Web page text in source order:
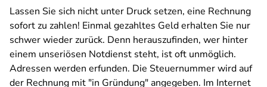
Lassen Sie sich nicht unter Druck setzen, eine Rechnung
sofort zu zahlen! Einmal gezahltes Geld erhalten Sie nur
schwer wieder zurück. Denn herauszufinden, wer hinter
einem unseriösen Notdienst steht, ist oft unmöglich.
Adressen werden erfunden. Die Steuernummer wird auf
der Rechnung mit "in Gründung" angegeben. Im Internet